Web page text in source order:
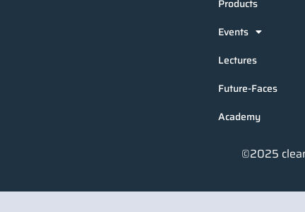
Products
Events
Lectures
Future-Faces
Academy
©2025